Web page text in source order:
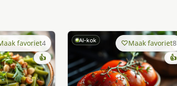
favoriet4
👍
AI-kok Maak favoriet8
👍